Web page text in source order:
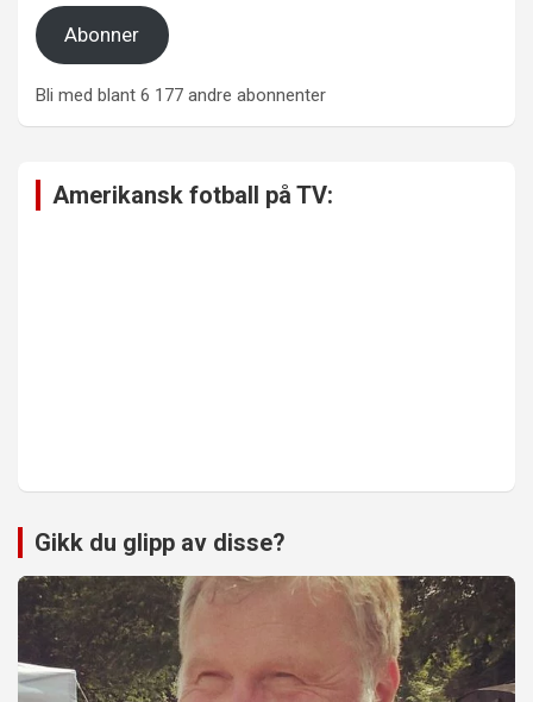
Abonner
Bli med blant 6 177 andre abonnenter
Amerikansk fotball på TV:
Gikk du glipp av disse?